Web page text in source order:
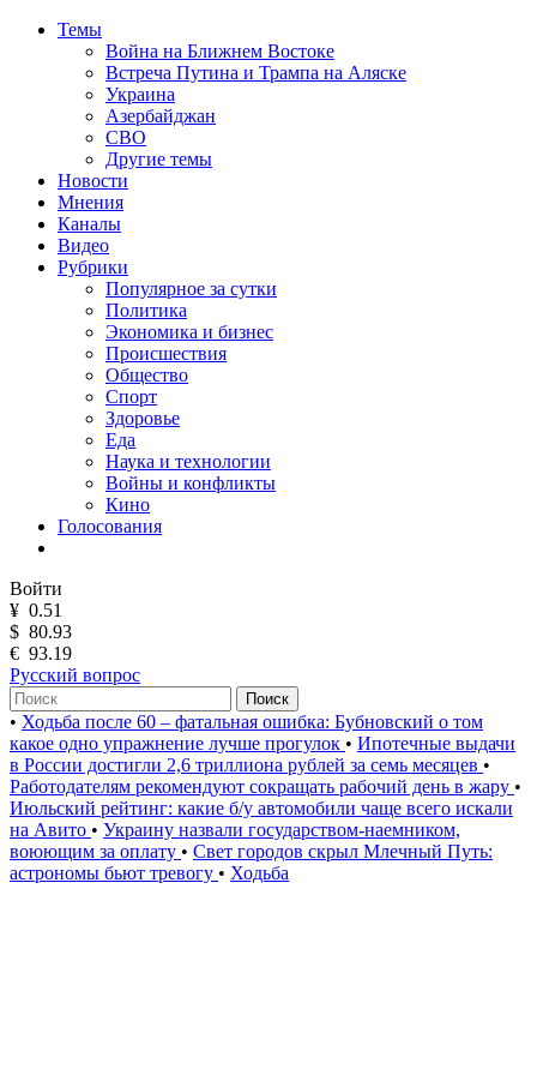
Темы
Война на Ближнем Востоке
Встреча Путина и Трампа на Аляске
Украина
Азербайджан
СВО
Другие темы
Новости
Мнения
Каналы
Видео
Рубрики
Популярное за сутки
Политика
Экономика и бизнес
Происшествия
Общество
Спорт
Здоровье
Еда
Наука и технологии
Войны и конфликты
Кино
Голосования
Войти
¥ 0.51
$ 80.93
€ 93.19
Русский вопрос
Поиск
• Ходьба после 60 – фатальная ошибка: Бубновский о том
какое одно упражнение лучше прогулок • Ипотечные выдачи
в России достигли 2,6 триллиона рублей за семь месяцев •
Работодателям рекомендуют сокращать рабочий день в жару •
Июльский рейтинг: какие б/у автомобили чаще всего искали
на Авито • Украину назвали государством-наемником,
воюющим за оплату • Свет городов скрыл Млечный Путь:
астрономы бьют тревогу • Ходьба